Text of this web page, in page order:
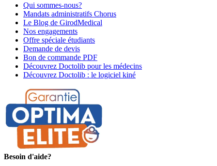
Qui sommes-nous?
Mandats administratifs Chorus
Le Blog de GirodMedical
Nos engagements
Offre spéciale étudiants
Demande de devis
Bon de commande PDF
Découvrez Doctolib pour les médecins
Découvrez Doctolib : le logiciel kiné
Besoin d'aide?